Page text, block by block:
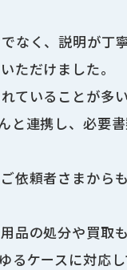
なく、説明が丁
ただけました。
ていることが多
と連携し、必要
依頼者さまから
品の処分や買取
ケースに対応